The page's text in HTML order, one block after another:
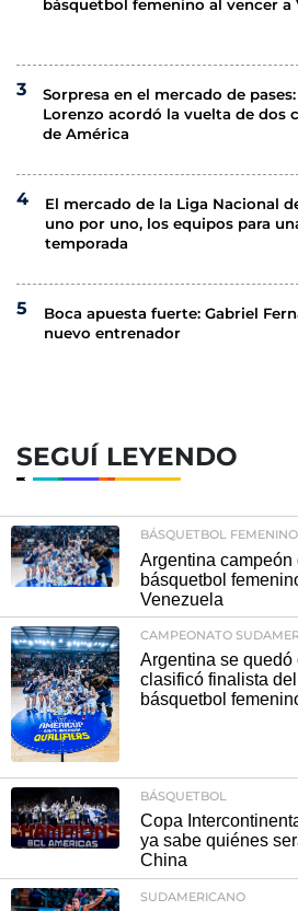
básquetbol femenino al vencer a
Sorpresa en el mercado de pases:
Lorenzo acordó la vuelta de dos
de América
El mercado de la Liga Nacional
uno por uno, los equipos para
temporada
Boca apuesta fuerte: Gabriel
nuevo entrenador
SEGUÍ LEYENDO
BÁSQUETBOL FEMENINO
Argentina
básquetbol
Venezuela
CAMPEONATO
Argentina se
clasificó finalista
básquetbol
BÁSQUETBOL
Copa
ya sabe quiénes
China
SUDAMERICANO